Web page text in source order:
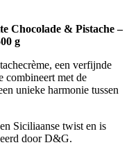
Chocolade & Pistache –
g
een verfijnde
combineert met de
unieke harmonie tussen
Siciliaanse twist en is
door D&G.